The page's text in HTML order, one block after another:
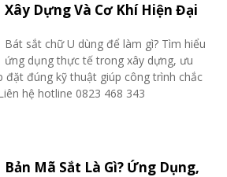
Xây Dựng Và Cơ Khí Hiện Đại
Bát sắt chữ U dùng để làm gì? Tìm hiểu
ứng dụng thực tế trong xây dựng, ưu
đặt đúng kỹ thuật giúp công trình chắc
hệ hotline 0823 468 343
Bản Mã Sắt Là Gì? Ứng Dụng,